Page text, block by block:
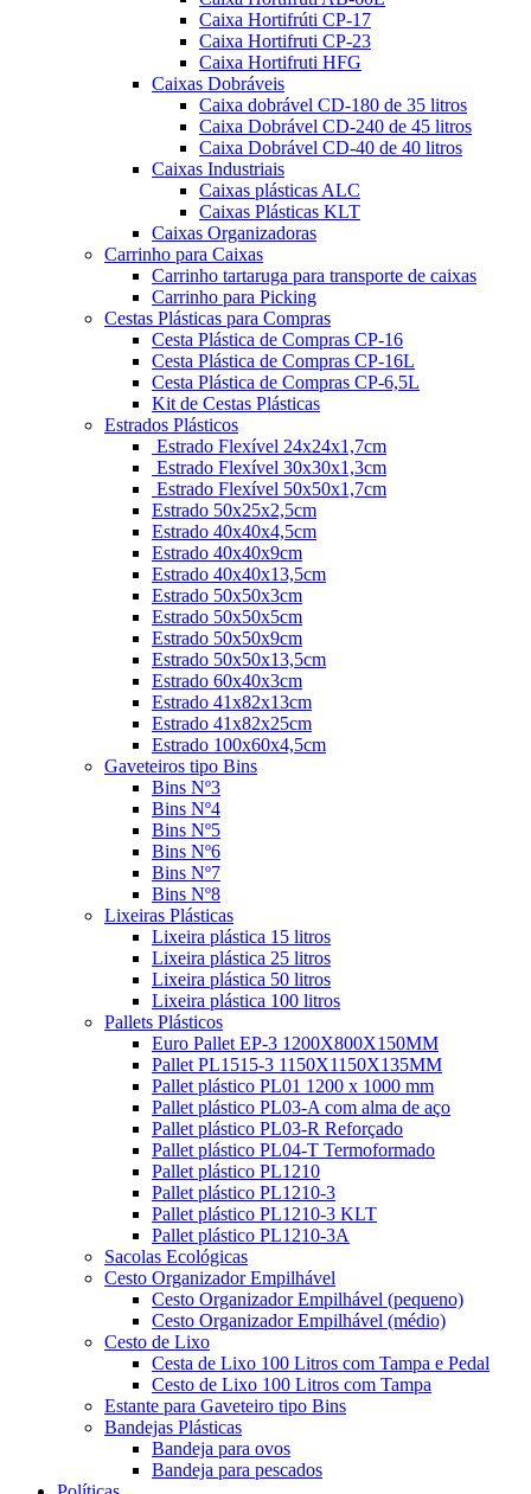
Caixa Hortifrúti CP-17
Caixa Hortifruti CP-23
Caixa Hortifruti HFG
Caixas Dobráveis
Caixa dobrável CD-180 de 35 litros
Caixa Dobrável CD-240 de 45 litros
Caixa Dobrável CD-40 de 40 litros
Caixas Industriais
Caixas plásticas ALC
Caixas Plásticas KLT
Caixas Organizadoras
Carrinho para Caixas
Carrinho tartaruga para transporte de caixas
Carrinho para Picking
Cestas Plásticas para Compras
Cesta Plástica de Compras CP-16
Cesta Plástica de Compras CP-16L
Cesta Plástica de Compras CP-6,5L
Kit de Cestas Plásticas
Estrados Plásticos
Estrado Flexível 24x24x1,7cm
Estrado Flexível 30x30x1,3cm
Estrado Flexível 50x50x1,7cm
Estrado 50x25x2,5cm
Estrado 40x40x4,5cm
Estrado 40x40x9cm
Estrado 40x40x13,5cm
Estrado 50x50x3cm
Estrado 50x50x5cm
Estrado 50x50x9cm
Estrado 50x50x13,5cm
Estrado 60x40x3cm
Estrado 41x82x13cm
Estrado 41x82x25cm
Estrado 100x60x4,5cm
Gaveteiros tipo Bins
Bins Nº3
Bins Nº4
Bins Nº5
Bins Nº6
Bins Nº7
Bins Nº8
Lixeiras Plásticas
Lixeira plástica 15 litros
Lixeira plástica 25 litros
Lixeira plástica 50 litros
Lixeira plástica 100 litros
Pallets Plásticos
Euro Pallet EP-3 1200X800X150MM
Pallet PL1515-3 1150X1150X135MM
Pallet plástico PL01 1200 x 1000 mm
Pallet plástico PL03-A com alma de aço
Pallet plástico PL03-R Reforçado
Pallet plástico PL04-T Termoformado
Pallet plástico PL1210
Pallet plástico PL1210-3
Pallet plástico PL1210-3 KLT
Pallet plástico PL1210-3A
Sacolas Ecológicas
Cesto Organizador Empilhável
Cesto Organizador Empilhável (pequeno)
Cesto Organizador Empilhável (médio)
Cesto de Lixo
Cesta de Lixo 100 Litros com Tampa e Pedal
Cesto de Lixo 100 Litros com Tampa
Estante para Gaveteiro tipo Bins
Bandejas Plásticas
Bandeja para ovos
Bandeja para pescados